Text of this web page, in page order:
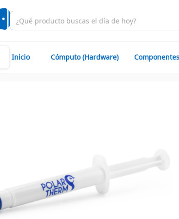
Inicio Cómputo (Hardware) Componentes